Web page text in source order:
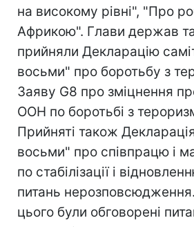
на високому рівні", "Про
Африкою". Глави держав
прийняли Декларацію
восьми" про боротьбу з
Заяву G8 про зміцнення
ООН по боротьбі з
Прийняті також
восьми" про співпрацю і
по стабілізації і
питань
цього були обговорені